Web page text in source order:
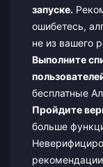
запуске.
ошибетесь,
не из вашего
Выполните
бесплатные
Пройдите
больше